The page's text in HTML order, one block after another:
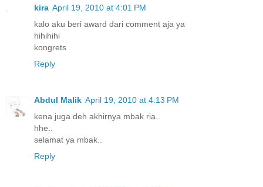
kira April 19, 2010 at 4:01 PM
kalo aku beri award dari comment aja ya
hihihihi
kongrets
Reply
Abdul Malik April 19, 2010 at 4:13 PM
kena juga deh akhirnya mbak ria..
hhe..
selamat ya mbak..
Reply